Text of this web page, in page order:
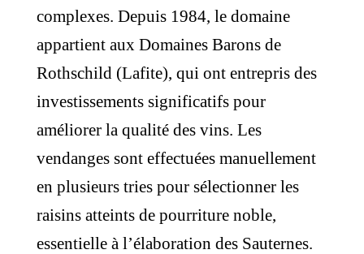
complexes. Depuis 1984, le domaine
appartient aux Domaines Barons de
Rothschild (Lafite), qui ont entrepris des
investissements significatifs pour
améliorer la qualité des vins. Les
vendanges sont effectuées manuellement
en plusieurs tries pour sélectionner les
raisins atteints de pourriture noble,
essentielle à l’élaboration des Sauternes.